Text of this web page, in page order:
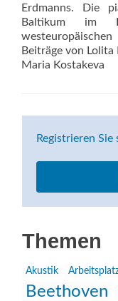
Erdmanns. Die
Baltikum im
Beiträge von Lolita
Maria Kostakeva
Registrieren
Themen
Akustik
Beethoven